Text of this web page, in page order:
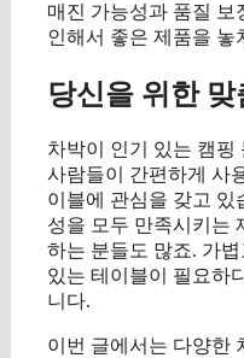
매진 가능성과 품질 보
인해서 좋은 제품을 놓
당신을 위한 맞
차박이 인기 있는 캠핑
사람들이 간편하게 사
이블에 관심을 갖고 있
성을 모두 만족시키는
하는 분들도 많죠. 가
있는 테이블이 필요하
니다.
이번 글에서는 다양한